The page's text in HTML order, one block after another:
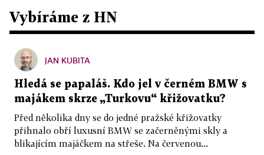
Vybíráme z HN
JAN KUBITA
Hledá se papaláš. Kdo jel v černém BMW s
majákem skrze „Turkovu“ křižovatku?
Před několika dny se do jedné pražské křižovatky
přihnalo obří luxusní BMW se začerněnými skly a
blikajícím majáčkem na střeše. Na červenou...